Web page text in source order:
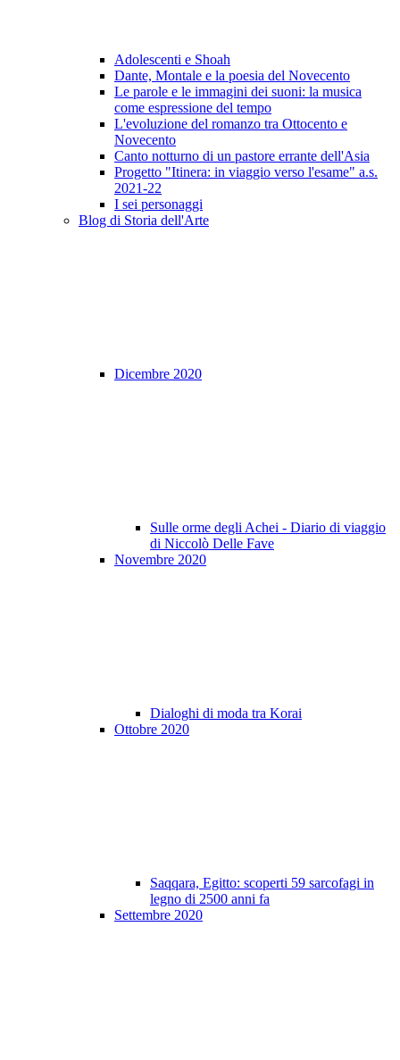
Adolescenti e Shoah
Dante, Montale e la poesia del Novecento
Le parole e le immagini dei suoni: la musica
come espressione del tempo
L'evoluzione del romanzo tra Ottocento e
Novecento
Canto notturno di un pastore errante dell'Asia
Progetto "Itinera: in viaggio verso l'esame" a.s.
2021-22
I sei personaggi
Blog di Storia dell'Arte
Dicembre 2020
Sulle orme degli Achei - Diario di viaggio
di Niccolò Delle Fave
Novembre 2020
Dialoghi di moda tra Korai
Ottobre 2020
Saqqara, Egitto: scoperti 59 sarcofagi in
legno di 2500 anni fa
Settembre 2020